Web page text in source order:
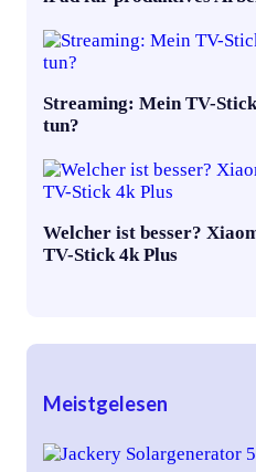
Streaming: Mein TV-
tun?
Welcher ist besser?
TV-Stick 4k Plus
Meistgelesen